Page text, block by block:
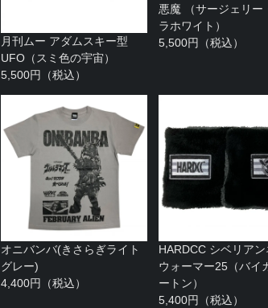
月刊ムー アダムスキー型
UFO（スミ色の宇宙）
5,500円（税込）
悪魔 （サージェリー
ラホワイト）
5,500円（税込）
オニバンバ(きさらぎライト
グレー)
4,400円（税込）
HARDCC シベリアン
ウォーマー25（バイ
ートン）
5,400円（税込）